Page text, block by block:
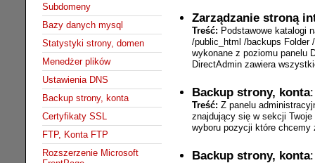
Subdomeny
Bazy danych mysql
Statystyki strony, domen
Menedżer plików
Ustawienia DNS
Backup strony, konta
Certyfikaty SSL
FTP, Konta FTP
Rozszerzenie Microsoft
Zarządzanie stroną
Treść: Podstawowe katalogi
/public_html /backups Folder
wykonane z poziomu panelu
DirectAdmin zawiera
Backup strony, konta
Treść: Z panelu
znajdujący się w sekcji
wyboru pozycji które chcemy
Backup strony, konta